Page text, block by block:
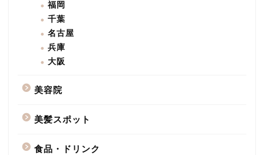
福岡
千葉
名古屋
兵庫
大阪
美容院
美髪スポット
食品・ドリンク